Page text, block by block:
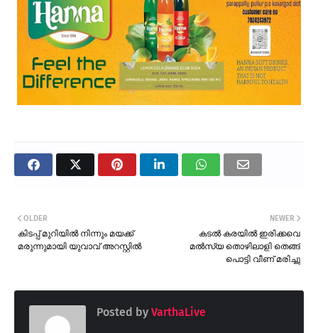
NEWER
കടൽ കരയിൽ ഇരിക്കവെ
മൽസ്യ തൊഴിലാളി തെങ്ങ്
പൊട്ടി വീണ് മരിച്ചു
OLDER
കിടപ്പ് മുറിയിൽ നിന്നും മയക്ക്
മരുന്നുമായി യുവാവ് അറസ്റ്റിൽ
Posted by VarthaLive